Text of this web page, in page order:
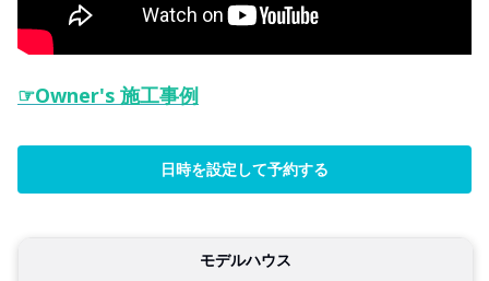
☞Owner's 施工事例
日時を設定して予約する
モデルハウス